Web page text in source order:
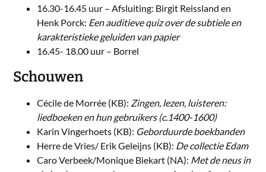
16.30-16.45 uur – Afsluiting: Birgit Reissland en
Henk Porck: Een auditieve quiz over de subtiele en
karakteristieke geluiden van papier
16.45- 18.00 uur – Borrel
Schouwen
Cécile de Morrée (KB): Zingen, lezen, luisteren:
liedboeken en hun gebruikers (c.1400-1600)
Karin Vingerhoets (KB): Geborduurde boekbanden
Herre de Vries/ Erik Geleijns (KB): De collectie Edam
Caro Verbeek/Monique Biekart (NA): Met de neus in